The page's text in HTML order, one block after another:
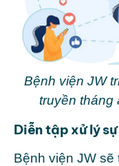
Bệnh viện JW
truyền tháng
Diễn tập xử lý
Bệnh viện JW